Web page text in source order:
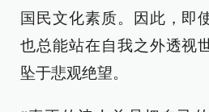
国民文化素质。因此，即
也总能站在自我之外透视
坠于悲观绝望。